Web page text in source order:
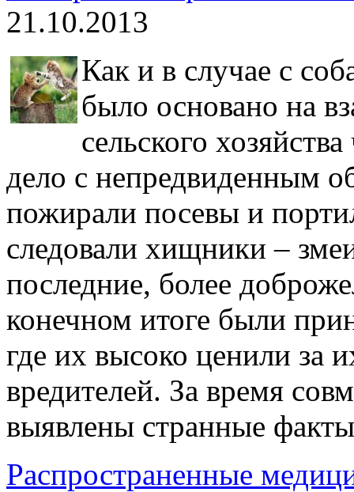
21.10.2013
Как и в случае с
было основано на
сельского
дело с непредвиденным
пожирали посевы и
следовали хищники –
последние, более
конечном итоге были
где их высоко ценили за
вредителей. За время
выявлены странные
Распространенные